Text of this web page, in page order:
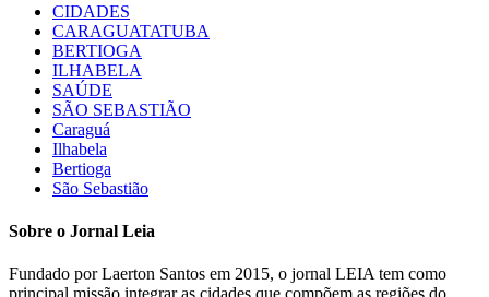
CIDADES
CARAGUATATUBA
BERTIOGA
ILHABELA
SAÚDE
SÃO SEBASTIÃO
Caraguá
Ilhabela
Bertioga
São Sebastião
Sobre o Jornal Leia
Fundado por Laerton Santos em 2015, o jornal LEIA tem como